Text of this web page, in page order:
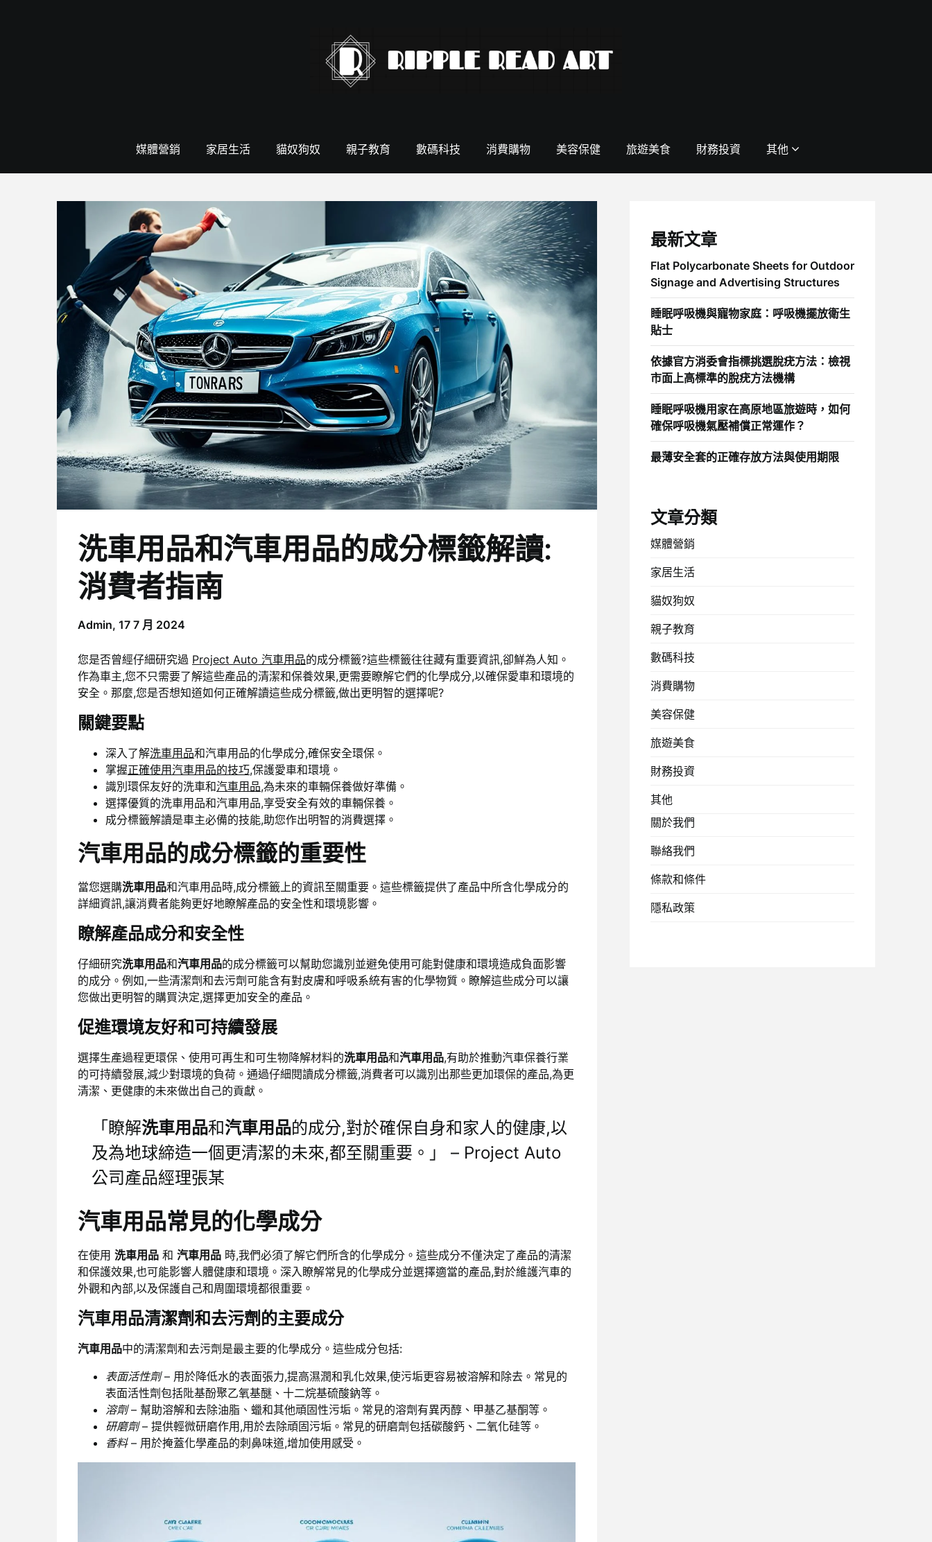
媒體營銷 家居生活 貓奴狗奴 親子教育 數碼科技 消費購物 美容保健 旅遊美食 財務投資 其他
洗車用品和汽車用品的成分標籤解讀:
消費者指南
Admin, 17 7 月 2024
您是否曾經仔細研究過 Project Auto 汽車用品的成分標籤?這些標籤往往藏有重要資訊,卻鮮為人知。
作為車主,您不只需要了解這些產品的清潔和保養效果,更需要瞭解它們的化學成分,以確保愛車和環境的
安全。那麼,您是否想知道如何正確解讀這些成分標籤,做出更明智的選擇呢?
關鍵要點
深入了解洗車用品和汽車用品的化學成分,確保安全環保。
掌握正確使用汽車用品的技巧,保護愛車和環境。
識別環保友好的洗車和汽車用品,為未來的車輛保養做好準備。
選擇優質的洗車用品和汽車用品,享受安全有效的車輛保養。
成分標籤解讀是車主必備的技能,助您作出明智的消費選擇。
汽車用品的成分標籤的重要性
當您選購洗車用品和汽車用品時,成分標籤上的資訊至關重要。這些標籤提供了產品中所含化學成分的
詳細資訊,讓消費者能夠更好地瞭解產品的安全性和環境影響。
瞭解產品成分和安全性
仔細研究洗車用品和汽車用品的成分標籤可以幫助您識別並避免使用可能對健康和環境造成負面影響
的成分。例如,一些清潔劑和去污劑可能含有對皮膚和呼吸系統有害的化學物質。瞭解這些成分可以讓
您做出更明智的購買決定,選擇更加安全的產品。
促進環境友好和可持續發展
選擇生產過程更環保、使用可再生和可生物降解材料的洗車用品和汽車用品,有助於推動汽車保養行業
的可持續發展,減少對環境的負荷。通過仔細閱讀成分標籤,消費者可以識別出那些更加環保的產品,為更
清潔、更健康的未來做出自己的貢獻。
「瞭解洗車用品和汽車用品的成分,對於確保自身和家人的健康,以
及為地球締造一個更清潔的未來,都至關重要。」 – Project Auto
公司產品經理張某
汽車用品常見的化學成分
在使用 洗車用品 和 汽車用品 時,我們必須了解它們所含的化學成分。這些成分不僅決定了產品的清潔
和保護效果,也可能影響人體健康和環境。深入瞭解常見的化學成分並選擇適當的產品,對於維護汽車的
外觀和內部,以及保護自己和周圍環境都很重要。
汽車用品清潔劑和去污劑的主要成分
汽車用品中的清潔劑和去污劑是最主要的化學成分。這些成分包括:
表面活性劑– 用於降低水的表面張力,提高濕潤和乳化效果,使污垢更容易被溶解和除去。常見的
表面活性劑包括阰基酚聚乙氧基醚、十二烷基硫酸鈉等。
溶劑– 幫助溶解和去除油脂、蠟和其他頑固性污垢。常見的溶劑有異丙醇、甲基乙基酮等。
研磨劑– 提供輕微研磨作用,用於去除頑固污垢。常見的研磨劑包括碳酸鈣、二氧化硅等。
香料– 用於掩蓋化學產品的刺鼻味道,增加使用感受。
最新文章
Flat Polycarbonate Sheets for Outdoor
Signage and Advertising Structures
睡眠呼吸機與寵物家庭：呼吸機擺放衛生
貼士
依據官方消委會指標挑選脫疣方法：檢視
市面上高標準的脫疣方法機構
睡眠呼吸機用家在高原地區旅遊時，如何
確保呼吸機氣壓補償正常運作？
最薄安全套的正確存放方法與使用期限
文章分類
媒體營銷
家居生活
貓奴狗奴
親子教育
數碼科技
消費購物
美容保健
旅遊美食
財務投資
其他
關於我們
聯絡我們
條款和條件
隱私政策